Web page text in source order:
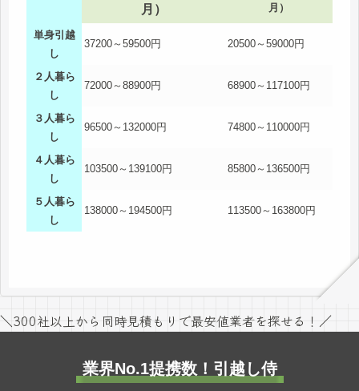
月）
月）
単身引越
し
37200～59500円 20500～59000円
２人暮ら
し
72000～88900円 68900～117100円
３人暮ら
し
96500～132000円 74800～110000円
４人暮ら
し
103500～139100円 85800～136500円
５人暮ら
し
138000～194500円 113500～163800円
＼300社以上から同時見積もりで最安値業者を探せる！／
業界No.1提携数！引越し侍